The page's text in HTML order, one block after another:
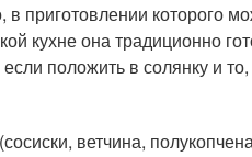
в приготовлении которого
кухне она традиционно
положить в солянку и
ветчина,